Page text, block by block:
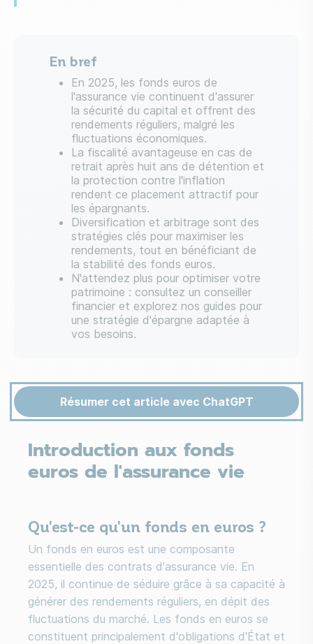
En bref
En 2025, les fonds euros de
l'assurance vie continuent d'assurer
la sécurité du capital et offrent des
rendements réguliers, malgré les
fluctuations économiques.
La fiscalité avantageuse en cas de
retrait après huit ans de détention et
la protection contre l'inflation
rendent ce placement attractif pour
les épargnants.
Diversification et arbitrage sont des
stratégies clés pour maximiser les
rendements, tout en bénéficiant de
la stabilité des fonds euros.
N'attendez plus pour optimiser votre
patrimoine : consultez un conseiller
financier et explorez nos guides pour
une stratégie d'épargne adaptée à
vos besoins.
Résumer cet article avec ChatGPT
Introduction aux fonds
euros de l'assurance vie
Qu'est-ce qu'un fonds en euros ?
Un fonds en euros est une composante
essentielle des contrats d'assurance vie. En
2025, il continue de séduire grâce à sa capacité à
générer des rendements réguliers, en dépit des
fluctuations du marché. Les fonds en euros se
constituent principalement d'obligations d'État et